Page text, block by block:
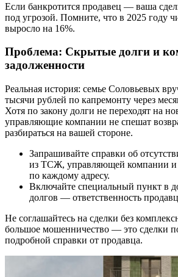
Если банкротится продавец — ваша
под угрозой. Помните, что в 2025 году
выросло на 16%.
Проблема: Скрытые долги и
задолженности
Реальная история: семье Соловьевых
тысячи рублей по капремонту через
Хотя по закону долги не переходят на
управляющие компании не спешат
разбираться на вашей стороне.
Запрашивайте справки об
из ТСЖ, управляющей компании и
по каждому адресу.
Включайте специальный пункт в
долгов — ответственность
Не соглашайтесь на сделки без
большое мошенничество — это сделки
подробной справки от продавца.